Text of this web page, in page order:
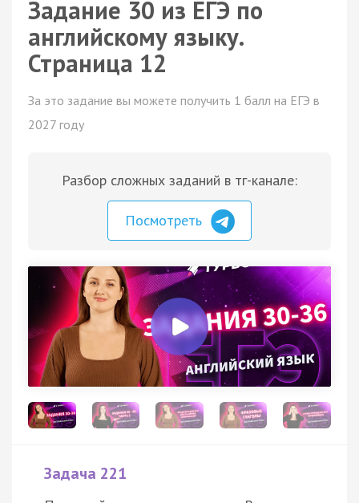
Задание 30 из ЕГЭ по
английскому языку.
Страница 12
За это задание вы можете получить 1 балл на ЕГЭ в
2027 году
Разбор сложных заданий в тг-канале:
Посмотреть
Задача 221